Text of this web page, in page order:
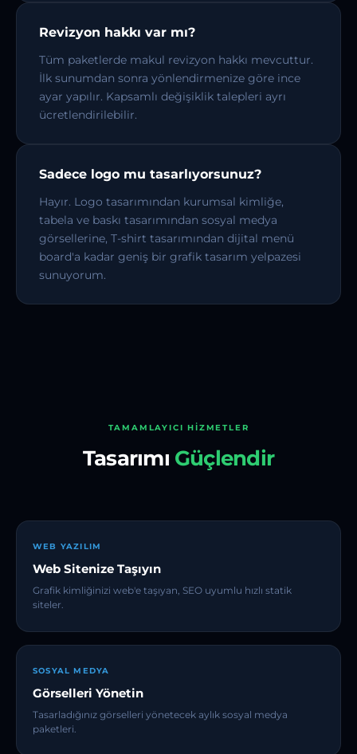
Revizyon hakkı var mı?
Tüm paketlerde makul revizyon hakkı mevcuttur.
İlk sunumdan sonra yönlendirmenize göre ince
ayar yapılır. Kapsamlı değişiklik talepleri ayrı
ücretlendirilebilir.
Sadece logo mu tasarlıyorsunuz?
Hayır. Logo tasarımından kurumsal kimliğe,
tabela ve baskı tasarımından sosyal medya
görsellerine, T-shirt tasarımından dijital menü
board'a kadar geniş bir grafik tasarım yelpazesi
sunuyorum.
TAMAMLAYICI HIZMETLER
Tasarımı Güçlendir
WEB YAZILIM
Web Sitenize Taşıyın
Grafik kimliğinizi web'e taşıyan, SEO uyumlu hızlı statik
siteler.
SOSYAL MEDYA
Görselleri Yönetin
Tasarladığınız görselleri yönetecek aylık sosyal medya
paketleri.